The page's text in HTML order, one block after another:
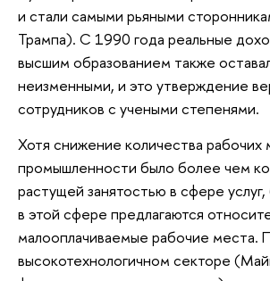
и стали самыми рьяными
Трампа). С 1990 года реальные
высшим образованием также
неизменными, и это утверждение
сотрудников с учеными степенями.
Хотя снижение количества рабочих
промышленности было более чем
растущей занятостью в сфере
в этой сфере предлагаются
малооплачиваемые рабочие места.
высокотехнологичном секторе